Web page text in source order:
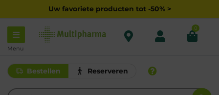
Uw favoriete producten tot -50% >
Menu
0
Bestellen Reserveren